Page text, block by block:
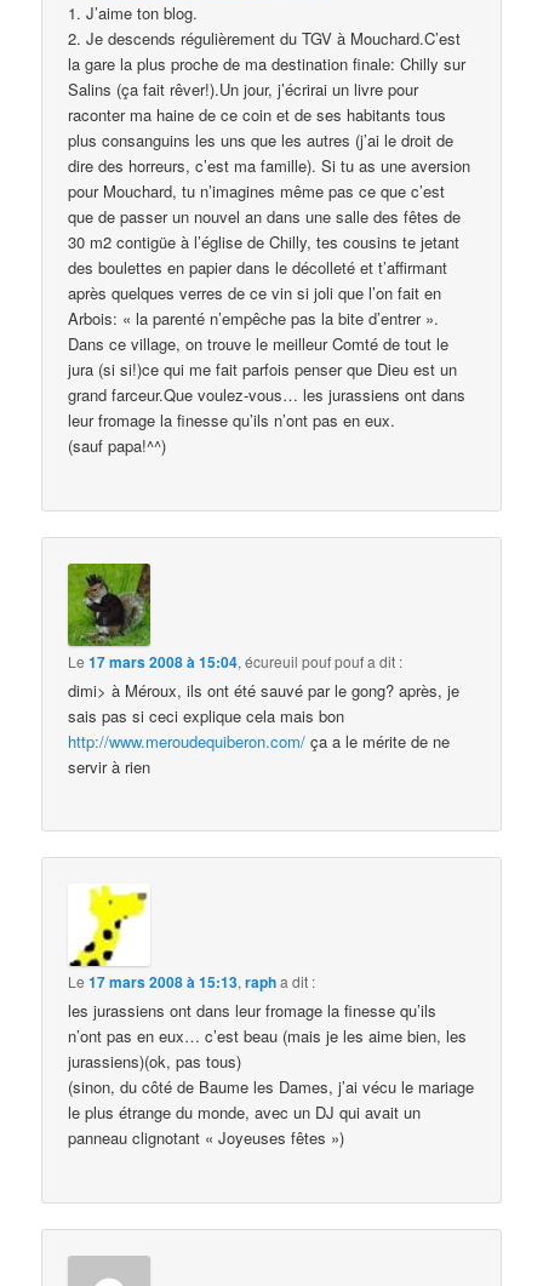
1. J’aime ton blog.
2. Je descends régulièrement du TGV à Mouchard.C’est
la gare la plus proche de ma destination finale: Chilly sur
Salins (ça fait rêver!).Un jour, j’écrirai un livre pour
raconter ma haine de ce coin et de ses habitants tous
plus consanguins les uns que les autres (j’ai le droit de
dire des horreurs, c’est ma famille). Si tu as une aversion
pour Mouchard, tu n’imagines même pas ce que c’est
que de passer un nouvel an dans une salle des fêtes de
30 m2 contigüe à l’église de Chilly, tes cousins te jetant
des boulettes en papier dans le décolleté et t’affirmant
après quelques verres de ce vin si joli que l’on fait en
Arbois: « la parenté n’empêche pas la bite d’entrer ».
Dans ce village, on trouve le meilleur Comté de tout le
jura (si si!)ce qui me fait parfois penser que Dieu est un
grand farceur.Que voulez-vous… les jurassiens ont dans
leur fromage la finesse qu’ils n’ont pas en eux.
(sauf papa!^^)
Le17 mars 2008 à 15:04,écureuil pouf poufa dit :
dimi> à Méroux, ils ont été sauvé par le gong? après, je
sais pas si ceci explique cela mais bon
http://www.meroudequiberon.com/ ça a le mérite de ne
servir à rien
Le17 mars 2008 à 15:13,rapha dit :
les jurassiens ont dans leur fromage la finesse qu’ils
n’ont pas en eux… c’est beau (mais je les aime bien, les
jurassiens)(ok, pas tous)
(sinon, du côté de Baume les Dames, j’ai vécu le mariage
le plus étrange du monde, avec un DJ qui avait un
panneau clignotant « Joyeuses fêtes »)